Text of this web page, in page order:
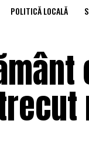
POLITICĂ LOCALĂ